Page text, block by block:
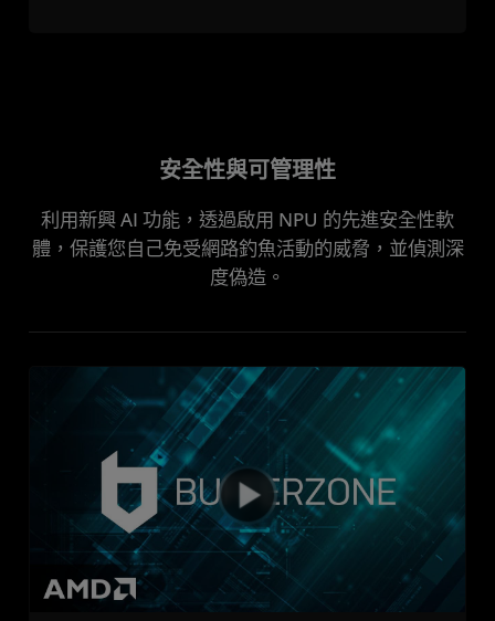
安全性與可管理性
利用新興 AI 功能，透過啟用 NPU 的先進安全性軟
體，保護您自己免受網路釣魚活動的威脅，並偵測深
度偽造。